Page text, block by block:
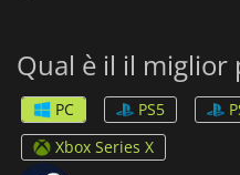
Qual è il il miglior
PC PS5
Xbox Series X